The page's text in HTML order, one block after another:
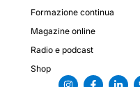
Formazione continua
Magazine online
Radio e podcast
Shop